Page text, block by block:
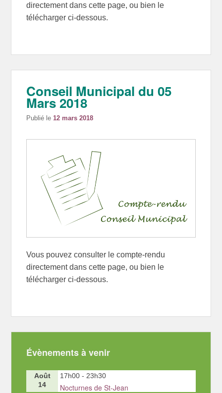
directement dans cette page, ou bien le
télécharger ci-dessous.
Conseil Municipal du 05
Mars 2018
Publié le 12 mars 2018
Vous pouvez consulter le compte-rendu
directement dans cette page, ou bien le
télécharger ci-dessous.
Évènements à venir
Août
14
17h00 - 23h30
Nocturnes de St-Jean